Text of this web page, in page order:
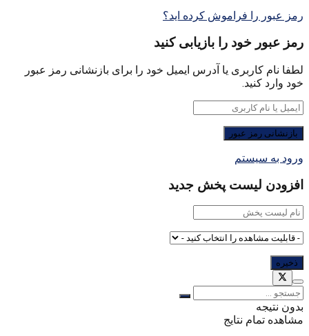
رمز عبور را فراموش کرده اید؟
رمز عبور خود را بازیابی کنید
لطفا نام کاربری یا آدرس ایمیل خود را برای بازنشانی رمز عبور
خود وارد کنید.
ورود به سیستم
افزودن لیست پخش جدید
بدون نتیجه
مشاهده تمام نتایج